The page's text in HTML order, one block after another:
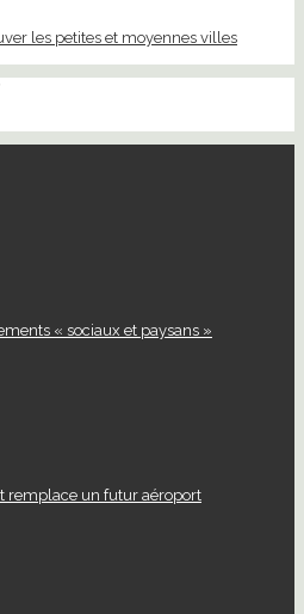
les petites et moyennes villes
« sociaux et paysans »
remplace un futur aéroport